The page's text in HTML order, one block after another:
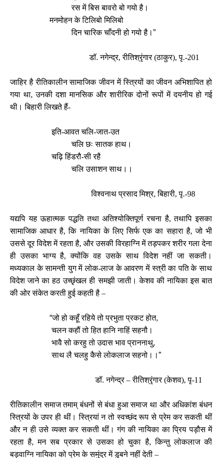
रस में बिस बावरो बो गयो है।
मनमोहन के टिलिबो मिलिबो
दिन चारिक चाँदनी हो गयो है। ”
डॉ. नगेन्द्र, रीतिश्रृंगार (ठाकुर), पृ.-201
जाहिर है रीतिकालीन सामाजिक जीवन में स्त्रियों का जीवन अभिशापित हो
गया था, उनकी दशा मानसिक और शारीरिक दोनों रूपों में दयनीय हो गई
थी। बिहारी लिखते हैं-
इति-आवत चलि-जात-उत
चलि छः सातक हाथ।
चढ़ि हिंडरौ-सी रहै
चलि उसाशन साथ।।
विश्वनाथ प्रसाद मिश्र, बिहारी, पृ.-98
यद्यपि यह ऊहात्मक पद्धति तथा अतिश्योक्तिपूर्ण रचना है, तथापि इसका
सामाजिक आधार है, कि नायिका के लिए सिर्फ एक का सहारा है, जो भी
उससे दूर विदेश में रहता है, और उसकी विरहाग्नि में तड़पकर शरीर गला देना
ही उसका भाग्य है, क्योंकि वह उसके साथ विदेश नहीं जा सकती।
मध्यकाल के सामन्ती युग में लोक-लाज के आवरण में स्त्री का पति के साथ
विदेश जाने का हठ उच्छृंखल ही समझी जाती। केशव की नायिका इस बात
की ओर संकेत करती हुई कहती है –
“जो हो कहूँ रहिये तो प्रभुता प्रकट होत,
चलन कहौं तो हित हानि नाहिं सहनौ।
भावै सो करहु तो उदास भाव प्राननाथु,
साथ लै चलहु कैसे लोकलाज सहनो।। ”
डॉ. नगेन्द्र – रीतिश्रृंगार (केशव), पृ-11
रीतिकालीन समाज तमाम् बंधनों से बंधा हुआ समाज था और अधिकांश बंधन
स्त्रियों के उपर ही थीं। स्त्रियां न तो स्वच्छंद रूप से प्रेम कर सकती थीं
और न ही उसे व्यक्त कर सकती थीं। गंग की नायिका का प्रिय पड़ौस में
रहता है, मन सब प्रकार से उसका हो चुका है, किन्तु लोकलाज की
बड़वाग्नि नायिका को प्रेम के समुंद्र में डुबने नहीं देती –